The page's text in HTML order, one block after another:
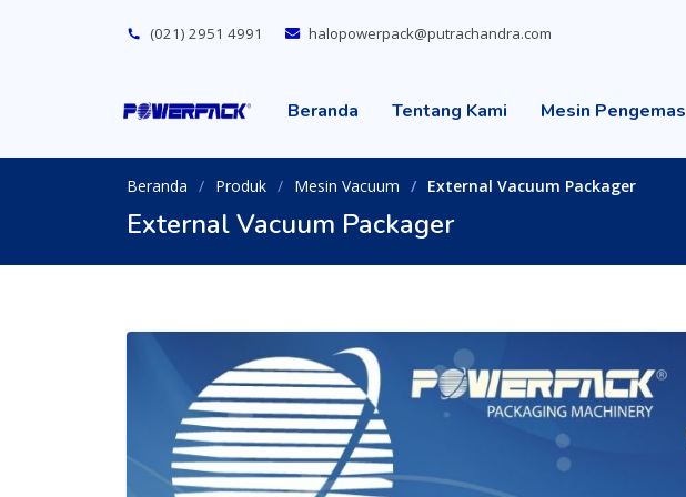
(021) 2951 4991 halopowerpack@putrachandra.com
Beranda Tentang Kami Mesin Pengemas
Beranda Produk Mesin Vacuum External Vacuum Packager
External Vacuum Packager